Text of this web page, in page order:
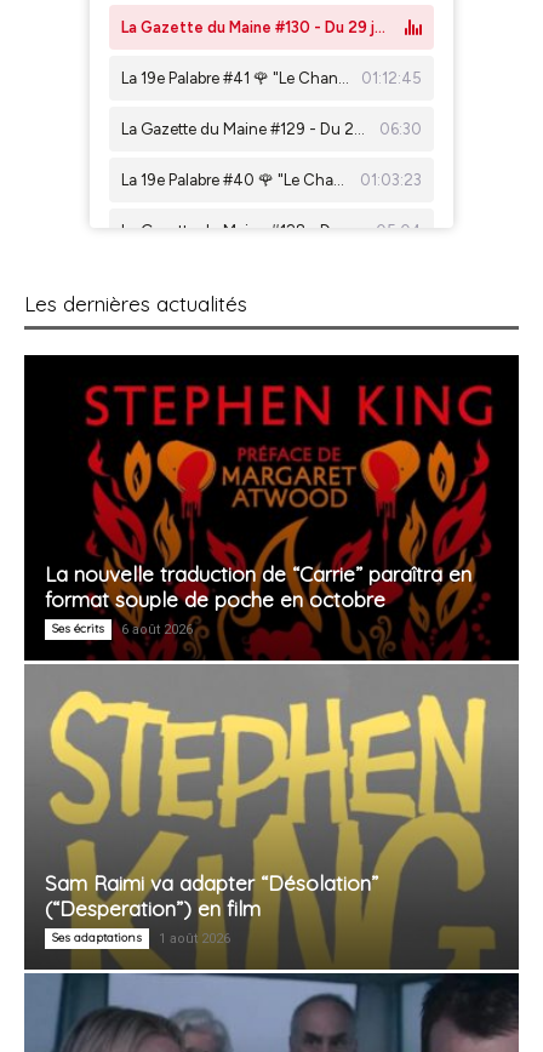
Les dernières actualités
La nouvelle traduction de “Carrie” paraîtra en
format souple de poche en octobre
Ses écrits 6 août 2026
Sam Raimi va adapter “Désolation”
(“Desperation”) en film
Ses adaptations 1 août 2026